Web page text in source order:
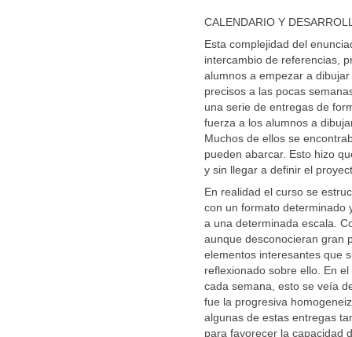
CALENDARIO Y
Esta complejidad del
intercambio de referencias,
alumnos a empezar a
precisos a las pocas
una serie de entregas de
fuerza a los alumnos a
Muchos de ellos se
pueden abarcar. Esto hizo
y sin llegar a definir el
En realidad el curso se
con un formato determinado
a una determinada escala.
aunque desconocieran gran
elementos interesantes que
reflexionado sobre ello. En
cada semana, esto se veía
fue la progresiva
algunas de estas entregas
para favorecer la capacidad